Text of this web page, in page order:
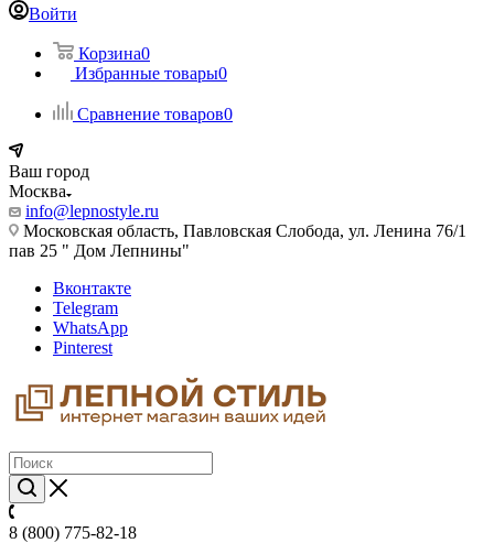
Войти
Корзина0
Избранные товары0
Сравнение товаров0
Ваш город
Москва
info@lepnostyle.ru
Московская область, Павловская Слобода, ул. Ленина 76/1
пав 25 " Дом Лепнины"
Вконтакте
Telegram
WhatsApp
Pinterest
8 (800) 775-82-18